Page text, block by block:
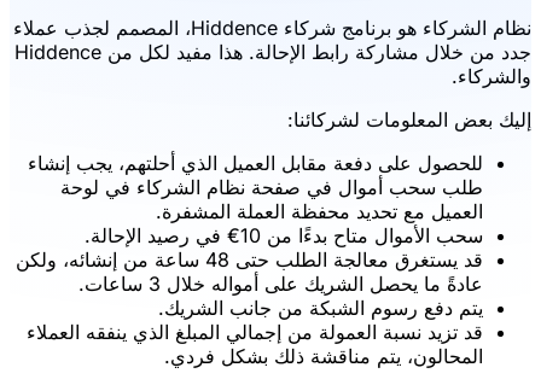
نظام الشركاء هو برنامج شركاء Hiddence، المصمم لجذب عملاء
جدد من خلال مشاركة رابط الإحالة. هذا مفيد لكل من Hiddence
والشركاء.
إليك بعض المعلومات لشركائنا:
للحصول على دفعة مقابل العميل الذي أحلتهم، يجب إنشاء
طلب سحب أموال في صفحة نظام الشركاء في لوحة
العميل مع تحديد محفظة العملة المشفرة.
سحب الأموال متاح بدءًا من 10€ في رصيد الإحالة.
قد يستغرق معالجة الطلب حتى 48 ساعة من إنشائه، ولكن
عادةً ما يحصل الشريك على أمواله خلال 3 ساعات.
يتم دفع رسوم الشبكة من جانب الشريك.
قد تزيد نسبة العمولة من إجمالي المبلغ الذي ينفقه العملاء
المحالون، يتم مناقشة ذلك بشكل فردي.